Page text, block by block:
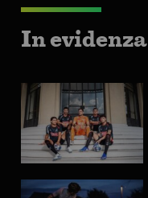
In evidenza